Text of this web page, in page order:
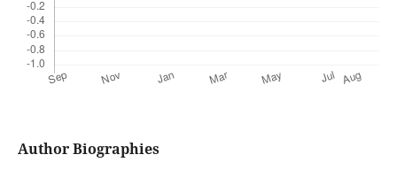
Author Biographies